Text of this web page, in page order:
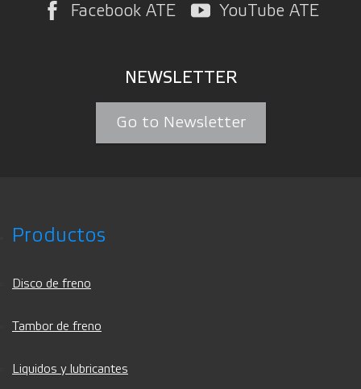
Facebook ATE YouTube ATE
NEWSLETTER
Go to Newsletter
Productos
Disco de freno
Tambor de freno
Liquidos y lubricantes